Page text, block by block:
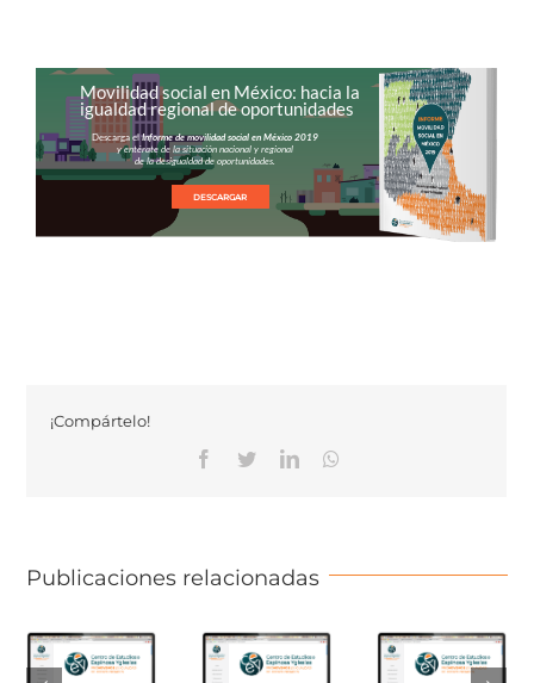
Movilidad social en México: hacia la
igualdad regional de oportunidades
Descarga elInforme de movilidad social en México 2019
y entérate de la situación nacional y regional
de la desigualdad de oportunidades.
DESCARGAR
¡Compártelo!
Facebook
TwitterLinkedinWhatsapp
Publicaciones relacionadas